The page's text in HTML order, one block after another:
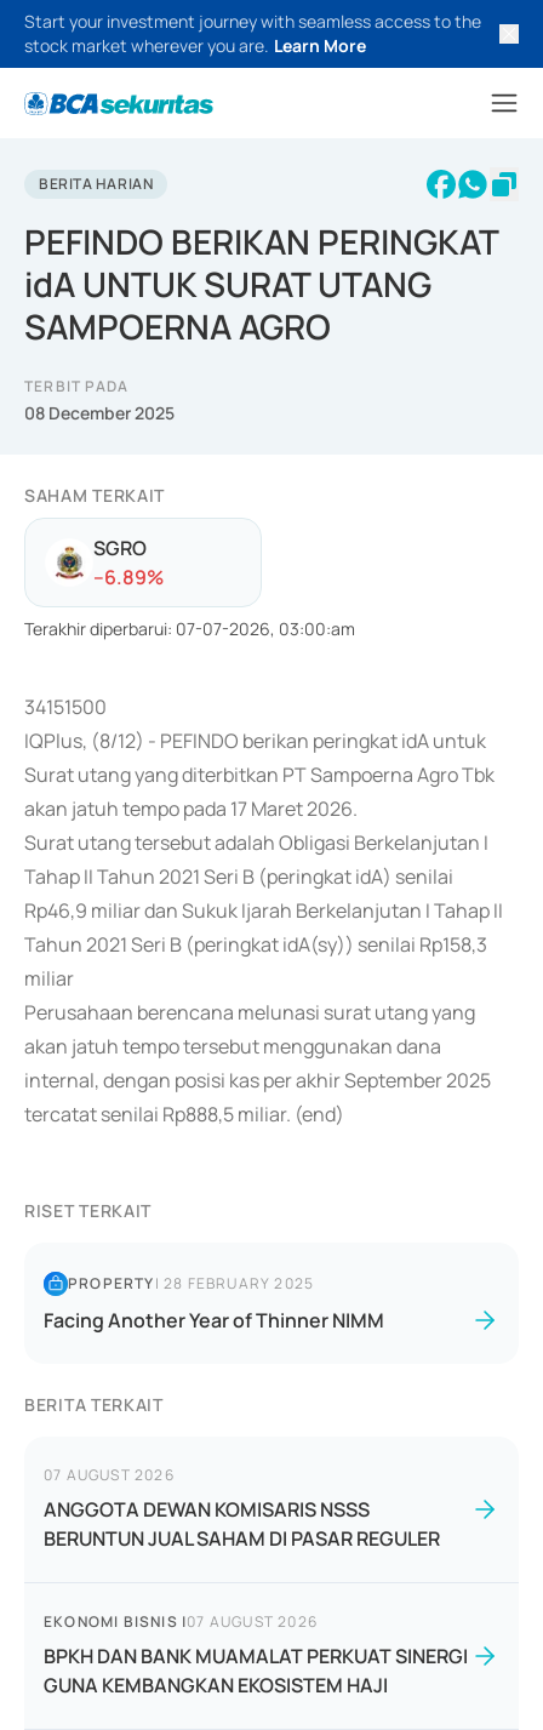
Start your investment journey with seamless access to the
stock market wherever you are. Learn More
BERITA HARIAN
PEFINDO BERIKAN PERINGKAT
idA UNTUK SURAT UTANG
SAMPOERNA AGRO
TERBIT PADA
08 December 2025
SAHAM TERKAIT
SGRO
--6.89%
Terakhir diperbarui: 07-07-2026, 03:00:am
34151500
IQPlus, (8/12) - PEFINDO berikan peringkat idA untuk
Surat utang yang diterbitkan PT Sampoerna Agro Tbk
akan jatuh tempo pada 17 Maret 2026.
Surat utang tersebut adalah Obligasi Berkelanjutan I
Tahap II Tahun 2021 Seri B (peringkat idA) senilai
Rp46,9 miliar dan Sukuk Ijarah Berkelanjutan I Tahap II
Tahun 2021 Seri B (peringkat idA(sy)) senilai Rp158,3
miliar
Perusahaan berencana melunasi surat utang yang
akan jatuh tempo tersebut menggunakan dana
internal, dengan posisi kas per akhir September 2025
tercatat senilai Rp888,5 miliar. (end)
RISET TERKAIT
PROPERTY|28 FEBRUARY 2025
Facing Another Year of Thinner NIMM
BERITA TERKAIT
07 AUGUST 2026
ANGGOTA DEWAN KOMISARIS NSSS
BERUNTUN JUAL SAHAM DI PASAR REGULER
EKONOMI BISNIS |07 AUGUST 2026
BPKH DAN BANK MUAMALAT PERKUAT SINERGI
GUNA KEMBANGKAN EKOSISTEM HAJI